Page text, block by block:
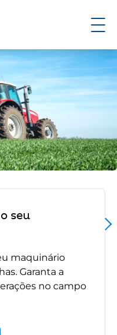
seu
maquinário
Garanta a
no campo